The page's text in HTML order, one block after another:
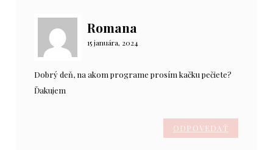
Romana
15 januára, 2024
Dobrý deň, na akom programe prosím kačku pečiete?
Ďakujem
ODPOVEDAŤ